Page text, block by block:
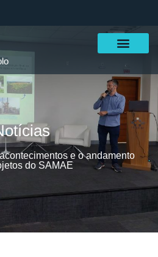
e o andamento
do SAMAE